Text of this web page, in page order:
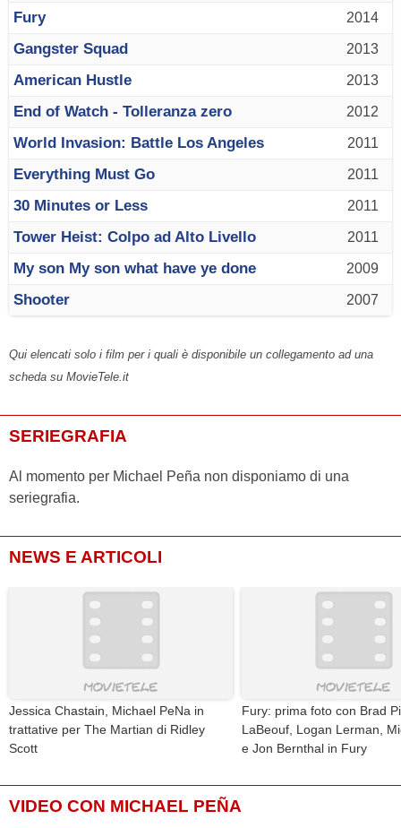
2014
Fury
2013
Gangster Squad
2013
American Hustle
2012
End of Watch - Tolleranza zero
2011
World Invasion: Battle Los Angeles
2011
Everything Must Go
2011
30 Minutes or Less
2011
Tower Heist: Colpo ad Alto Livello
2009
My son My son what have ye done
2007
Shooter
Qui elencati solo i film per i quali è disponibile un collegamento ad una
scheda su MovieTele.it
SERIEGRAFIA
Al momento per Michael Peña non disponiamo di una
seriegrafia.
NEWS E ARTICOLI
Jessica Chastain, Michael PeNa in
trattative per The Martian di Ridley
Scott
Fury: prima foto con Brad
LaBeouf, Logan Lerman,
e Jon Bernthal in Fury
VIDEO CON MICHAEL PEÑA